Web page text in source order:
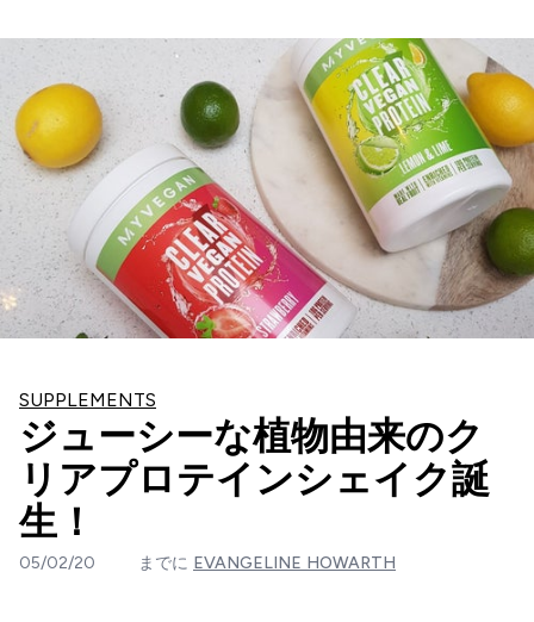
SUPPLEMENTS
ジューシーな植物由来のク
リアプロテインシェイク誕
生！
05/02/20 までに EVANGELINE HOWARTH